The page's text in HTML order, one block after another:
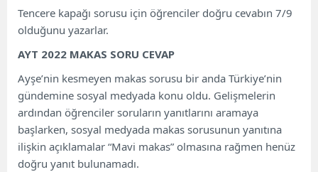
Tencere kapağı sorusu için öğrenciler doğru cevabın 7/9
olduğunu yazarlar.
AYT 2022 MAKAS SORU CEVAP
Ayşe’nin kesmeyen makas sorusu bir anda Türkiye’nin
gündemine sosyal medyada konu oldu. Gelişmelerin
ardından öğrenciler soruların yanıtlarını aramaya
başlarken, sosyal medyada makas sorusunun yanıtına
ilişkin açıklamalar “Mavi makas” olmasına rağmen henüz
doğru yanıt bulunamadı.